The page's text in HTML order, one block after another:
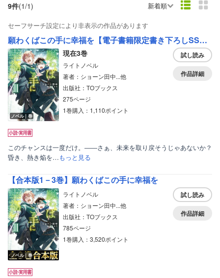
9件(1/1) 新着順
セーフサーチ設定により非表示の作品があります
願わくばこの手に幸福を【電子書籍限定書き下ろしSS付き】
ノベル｜巻
現在3巻
ライトノベル
著者：ショーン田中...他
出版社：TOブックス
275ページ
1巻購入：1,110ポイント
試し読み
作品詳細
このチャンスは一度だけ。――さぁ、未来を取り戻そうじゃあないか？
昏き、熱き焔を…もっと見る
【合本版1－3巻】願わくばこの手に幸福を
ノベル｜巻
ライトノベル
著者：ショーン田中...他
出版社：TOブックス
785ページ
1巻購入：3,520ポイント
試し読み
作品詳細